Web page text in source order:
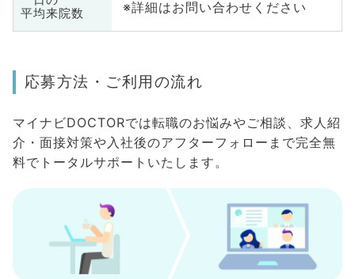
平均来院数
※詳細はお問い合わせください
応募方法・ご利用の流れ
マイナビDOCTORでは転職のお悩みやご相談、求人紹
介・面接対策や入社後のアフターフォローまで完全無
料でトータルサポートいたします。